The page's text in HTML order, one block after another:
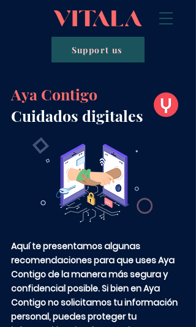
Support us
Aya Contigo
Cuidados digitales
Aquí te presentamos algunas
recomendaciones para que uses Aya
Contigo de la manera más segura y
confidencial posible. Si bien en Aya
Contigo no solicitamos tu información
personal, puedes proteger tu